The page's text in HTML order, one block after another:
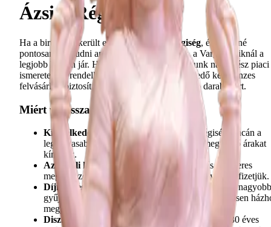
Ázsiai Régiség
Ha a birtokába került egy értékes ázsiai régiség, és szeretné
pontosan megtudni annak valós piaci értékét, a Varga Antiknál a
legjobb helyen jár. Hozzáértő szakértői csapatunk naprakész piaci
ismeretekkel rendelkezik, és azonnali, kiemelkedő készpénzes
felvásárlást biztosít a legszebb és legkeresettebb darabokért.
Miért válassza a Varga Antikot?
Kiemelkedő és korrekt árak:
Az ázsiai régiség piacán a
legmagasabb, aktuális gyűjtői trendeknek megfelelő árakat
kínáljuk.
Azonnali készpénzes fizetés:
Megállapodás és sikeres
megegyezés esetén az összeget azonnal, helyben kifizetjük.
Díjmentes országos kiszállás:
Értékesebb tételek, nagyobb
gyűjtemények vagy teljes hagyaték esetén ingyenesen
megyünk az ország egész területén.
Diszkréció és évtizedes tapasztalat:
Több mint 30 éves